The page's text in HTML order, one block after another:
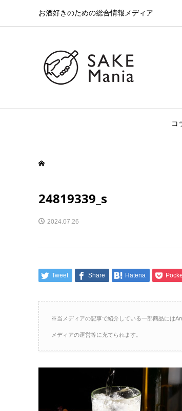
お酒好きのための総合情報メディア
コ
24819339_s
2024.07.26
Tweet Share Hatena
※当メディアの記事で紹介している一部商品には
メディアの運営等に充てられます。